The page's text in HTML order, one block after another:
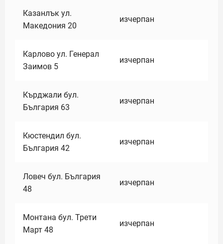
Казанлък ул.
Македония 20
изчерпан
Карлово ул. Генерал
Заимов 5
изчерпан
Кърджали бул.
България 63
изчерпан
Кюстендил бул.
България 42
изчерпан
Ловеч бул. България
48
изчерпан
Монтана бул. Трети
Март 48
изчерпан